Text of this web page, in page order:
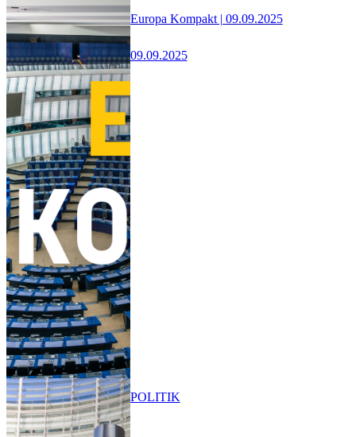
Europa Kompakt | 09.09.2025
09.09.2025
POLITIK